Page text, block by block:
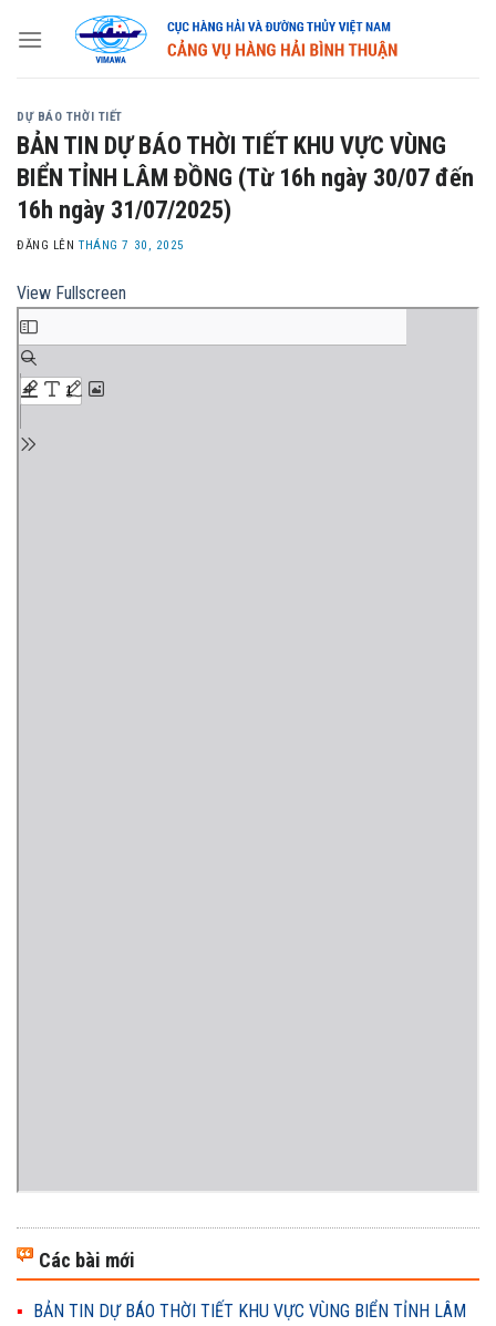
DỰ BÁO THỜI TIẾT
BẢN TIN DỰ BÁO THỜI TIẾT KHU VỰC VÙNG
BIỂN TỈNH LÂM ĐỒNG (Từ 16h ngày 30/07 đến
16h ngày 31/07/2025)
ĐĂNG LÊNTHÁNG 7 30, 2025
View Fullscreen
Các bài mới
BẢN TIN DỰ BÁO THỜI TIẾT KHU VỰC VÙNG BIỂN TỈNH LÂM